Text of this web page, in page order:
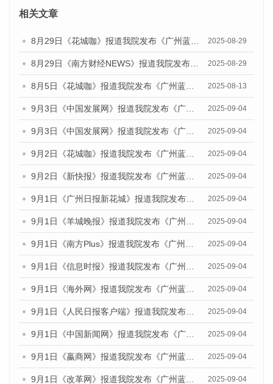
相关文章
2025-08-29
2025-08-29
2025-08-13
2025-09-04
2025-09-04
2025-09-04
2025-09-04
2025-09-04
2025-09-04
2025-09-04
2025-09-04
2025-09-04
2025-09-04
2025-09-04
2025-09-04
2025-09-04